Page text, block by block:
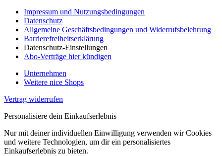
Impressum und Nutzungsbedingungen
Datenschutz
Allgemeine Geschäftsbedingungen und Widerrufsbelehrung
Barrierefreiheitserklärung
Datenschutz-Einstellungen
Abo-Verträge hier kündigen
Unternehmen
Weitere nice Shops
Vertrag widerrufen
Personalisiere dein Einkaufserlebnis
Nur mit deiner individuellen Einwilligung verwenden wir Cookies
und weitere Technologien, um dir ein personalisiertes
Einkaufserlebnis zu bieten.